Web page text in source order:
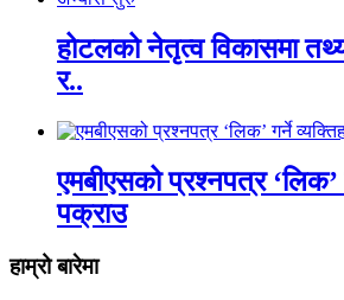
होटलको नेतृत्व विकासमा
र..
एमबीएसको प्रश्नपत्र ‘लिक’
पक्राउ
हाम्रो बारेमा